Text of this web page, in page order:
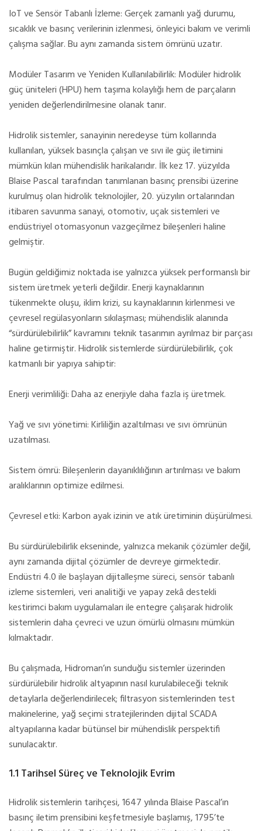
IoT ve Sensör Tabanlı İzleme: Gerçek zamanlı yağ durumu,
sıcaklık ve basınç verilerinin izlenmesi, önleyici bakım ve verimli
çalışma sağlar. Bu aynı zamanda sistem ömrünü uzatır.
Modüler Tasarım ve Yeniden Kullanılabilirlik: Modüler hidrolik
güç üniteleri (HPU) hem taşıma kolaylığı hem de parçaların
yeniden değerlendirilmesine olanak tanır.
Hidrolik sistemler, sanayinin neredeyse tüm kollarında
kullanılan, yüksek basınçla çalışan ve sıvı ile güç iletimini
mümkün kılan mühendislik harikalarıdır. İlk kez 17. yüzyılda
Blaise Pascal tarafından tanımlanan basınç prensibi üzerine
kurulmuş olan hidrolik teknolojiler, 20. yüzyılın ortalarından
itibaren savunma sanayi, otomotiv, uçak sistemleri ve
endüstriyel otomasyonun vazgeçilmez bileşenleri haline
gelmiştir.
Bugün geldiğimiz noktada ise yalnızca yüksek performanslı bir
sistem üretmek yeterli değildir. Enerji kaynaklarının
tükenmekte oluşu, iklim krizi, su kaynaklarının kirlenmesi ve
çevresel regülasyonların sıkılaşması; mühendislik alanında
“sürdürülebilirlik” kavramını teknik tasarımın ayrılmaz bir parçası
haline getirmiştir. Hidrolik sistemlerde sürdürülebilirlik, çok
katmanlı bir yapıya sahiptir:
Enerji verimliliği: Daha az enerjiyle daha fazla iş üretmek.
Yağ ve sıvı yönetimi: Kirliliğin azaltılması ve sıvı ömrünün
uzatılması.
Sistem ömrü: Bileşenlerin dayanıklılığının artırılması ve bakım
aralıklarının optimize edilmesi.
Çevresel etki: Karbon ayak izinin ve atık üretiminin düşürülmesi.
Bu sürdürülebilirlik ekseninde, yalnızca mekanik çözümler değil,
aynı zamanda dijital çözümler de devreye girmektedir.
Endüstri 4.0 ile başlayan dijitalleşme süreci, sensör tabanlı
izleme sistemleri, veri analitiği ve yapay zekâ destekli
kestirimci bakım uygulamaları ile entegre çalışarak hidrolik
sistemlerin daha çevreci ve uzun ömürlü olmasını mümkün
kılmaktadır.
Bu çalışmada, Hidroman’ın sunduğu sistemler üzerinden
sürdürülebilir hidrolik altyapının nasıl kurulabileceği teknik
detaylarla değerlendirilecek; filtrasyon sistemlerinden test
makinelerine, yağ seçimi stratejilerinden dijital SCADA
altyapılarına kadar bütünsel bir mühendislik perspektifi
sunulacaktır.
1.1 Tarihsel Süreç ve Teknolojik Evrim
Hidrolik sistemlerin tarihçesi, 1647 yılında Blaise Pascal’ın
basınç iletim prensibini keşfetmesiyle başlamış, 1795’te